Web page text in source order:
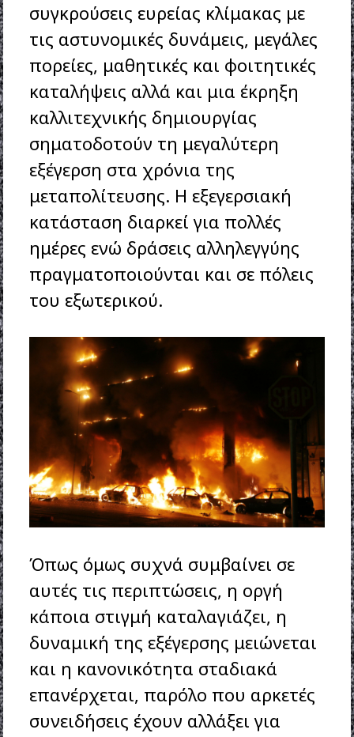
συγκρούσεις ευρείας κλίμακας με
τις αστυνομικές δυνάμεις, μεγάλες
πορείες, μαθητικές και φοιτητικές
καταλήψεις αλλά και μια έκρηξη
καλλιτεχνικής δημιουργίας
σηματοδοτούν τη μεγαλύτερη
εξέγερση στα χρόνια της
μεταπολίτευσης. Η εξεγερσιακή
κατάσταση διαρκεί για πολλές
ημέρες ενώ δράσεις αλληλεγγύης
πραγματοποιούνται και σε πόλεις
του εξωτερικού.
Όπως όμως συχνά συμβαίνει σε
αυτές τις περιπτώσεις, η οργή
κάποια στιγμή καταλαγιάζει, η
δυναμική της εξέγερσης μειώνεται
και η κανονικότητα σταδιακά
επανέρχεται, παρόλο που αρκετές
συνειδήσεις έχουν αλλάξει για